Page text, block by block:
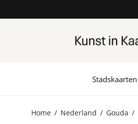
Stadskaarten
Home / Nederland / Gouda /